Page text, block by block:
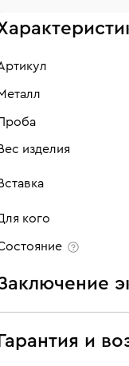
изделия
Топаз лондон
Количество
Каратность
кого
украшения
бриллиантов (вес,
Гарантия и